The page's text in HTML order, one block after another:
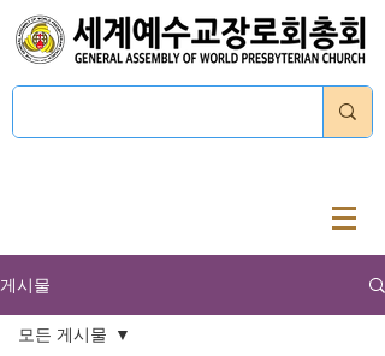
게시물
모든 게시물